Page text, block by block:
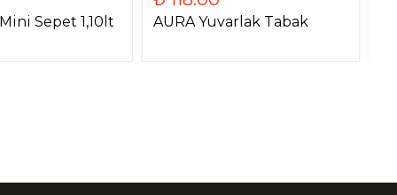
Sepet 1,10lt AURA Yuvarlak Tabak